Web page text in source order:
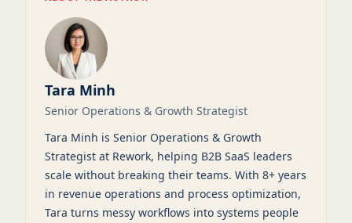
Tara Minh
Senior Operations & Growth Strategist
Tara Minh is Senior Operations & Growth
Strategist at Rework, helping B2B SaaS leaders
scale without breaking their teams. With 8+ years
in revenue operations and process optimization,
Tara turns messy workflows into systems people